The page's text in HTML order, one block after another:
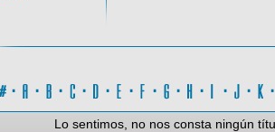
· · · · · · · · · ·
Lo sentimos, no nos consta ningún